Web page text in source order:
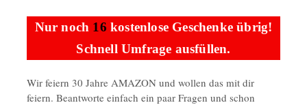
Nur noch 16 kostenlose Geschenke übrig!
Schnell Umfrage ausfüllen.
Wir feiern 30 Jahre AMAZON und wollen das mit dir
feiern. Beantworte einfach ein paar Fragen und schon